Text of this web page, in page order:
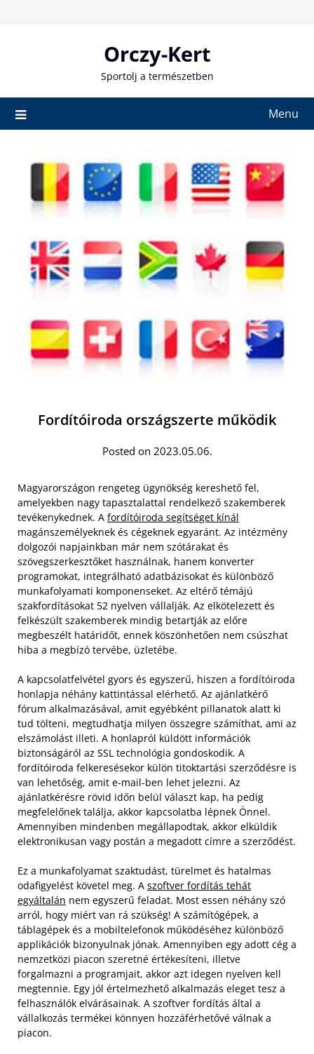
Orczy-Kert
Sportolj a természetben
Menu
Fordítóiroda országszerte működik
Posted on 2023.05.06.
Magyarországon rengeteg ügynökség kereshető fel,
amelyekben nagy tapasztalattal rendelkező szakemberek
tevékenykednek. A fordítóiroda segítséget kínál
magánszemélyeknek és cégeknek egyaránt. Az intézmény
dolgozói napjainkban már nem szótárakat és
szövegszerkesztőket használnak, hanem konverter
programokat, integrálható adatbázisokat és különböző
munkafolyamati komponenseket. Az eltérő témájú
szakfordításokat 52 nyelven vállalják. Az elkötelezett és
felkészült szakemberek mindig betartják az előre
megbeszélt határidőt, ennek köszönhetően nem csúszhat
hiba a megbízó tervébe, üzletébe.
A kapcsolatfelvétel gyors és egyszerű, hiszen a fordítóiroda
honlapja néhány kattintással elérhető. Az ajánlatkérő
fórum alkalmazásával, amit egyébként pillanatok alatt ki
tud tölteni, megtudhatja milyen összegre számíthat, ami az
elszámolást illeti. A honlapról küldött információk
biztonságáról az SSL technológia gondoskodik. A
fordítóiroda felkeresésekor külön titoktartási szerződésre is
van lehetőség, amit e-mail-ben lehet jelezni. Az
ajánlatkérésre rövid időn belül választ kap, ha pedig
megfelelőnek találja, akkor kapcsolatba lépnek Önnel.
Amennyiben mindenben megállapodtak, akkor elküldik
elektronikusan vagy postán a megadott címre a szerződést.
Ez a munkafolyamat szaktudást, türelmet és hatalmas
odafigyelést követel meg. A szoftver fordítás tehát
egyáltalán nem egyszerű feladat. Most essen néhány szó
arról, hogy miért van rá szükség! A számítógépek, a
táblagépek és a mobiltelefonok működéséhez különböző
applikációk bizonyulnak jónak. Amennyiben egy adott cég a
nemzetközi piacon szeretné értékesíteni, illetve
forgalmazni a programjait, akkor azt idegen nyelven kell
megtennie. Egy jól értelmezhető alkalmazás eleget tesz a
felhasználók elvárásainak. A szoftver fordítás által a
vállalkozás termékei könnyen hozzáférhetővé válnak a
piacon.